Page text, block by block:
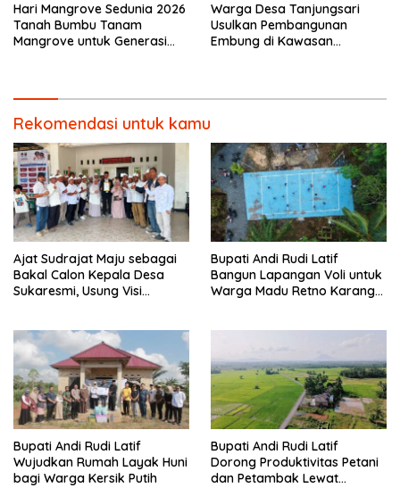
Hari Mangrove Sedunia 2026
Tanah Bumbu Tanam
Mangrove untuk Generasi
Warga Desa Tanjungsari
Usulkan Pembangunan
Embung di Kawasan
Rekomendasi untuk kamu
Ajat Sudrajat Maju sebagai
Bakal Calon Kepala Desa
Sukaresmi, Usung Visi
Bupati Andi Rudi Latif
Bangun Lapangan Voli untuk
Warga Madu Retno Karang
Bupati Andi Rudi Latif
Wujudkan Rumah Layak Huni
bagi Warga Kersik Putih
Bupati Andi Rudi Latif
Dorong Produktivitas Petani
dan Petambak Lewat